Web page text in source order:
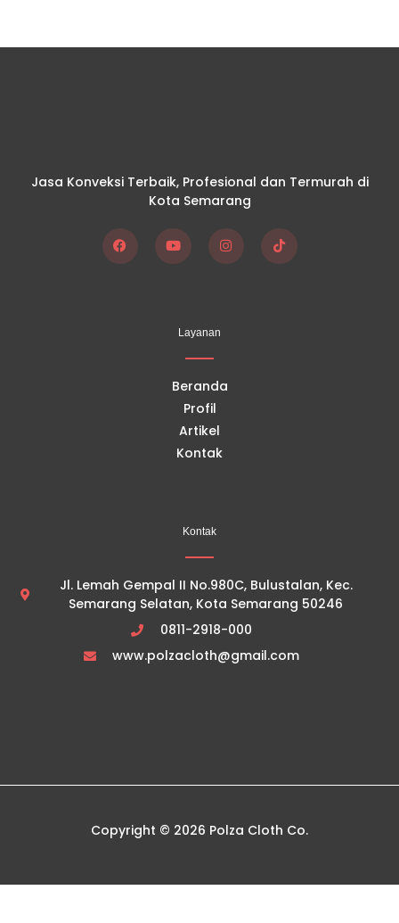
Jasa Konveksi Terbaik, Profesional dan Termurah di
Kota Semarang
F
I
T
Layanan
Beranda
Profil
Artikel
Kontak
Kontak
Jl. Lemah Gempal II No.980C, Bulustalan, Kec.
Semarang Selatan, Kota Semarang 50246
0811-2918-000
www.polzacloth@gmail.com
Copyright © 2026 Polza Cloth Co.